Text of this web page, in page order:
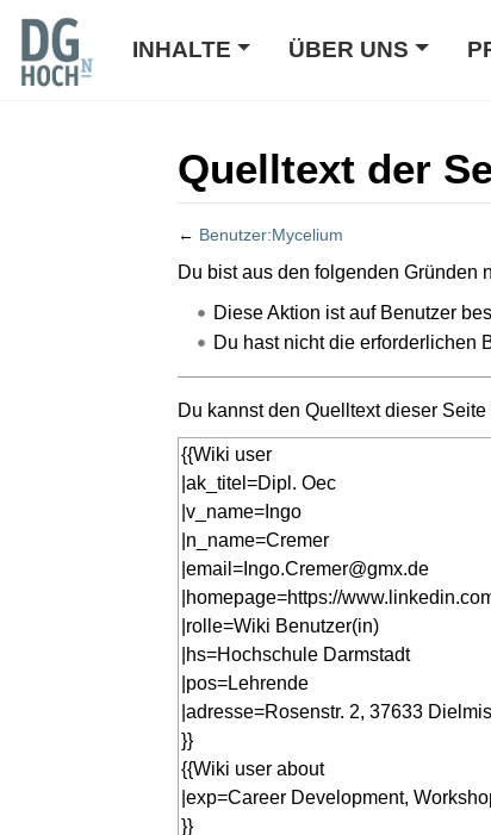
INHALTE ÜBER UNS
Quelltext der
← Benutzer:Mycelium
Wechseln zu: Navigation Suche
Du bist aus den folgenden Gründen
Diese Aktion ist auf Benutzer
Du hast nicht die erforderlichen
Du kannst den Quelltext dieser